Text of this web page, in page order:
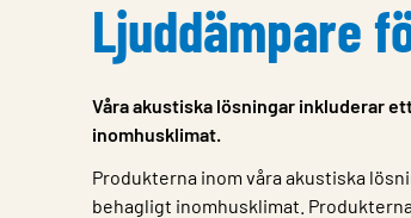
Ljuddämpare
Våra akustiska lösningar inkluderar
inomhusklimat.
Produkterna inom våra akustiska
behagligt inomhusklimat.